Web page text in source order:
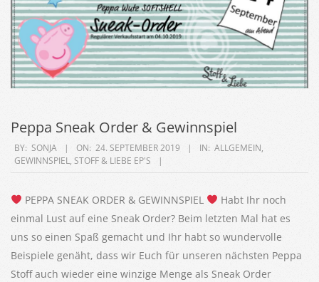
Peppa Sneak Order & Gewinnspiel
2019-
09-
BY: SONJA ON: 24. SEPTEMBER 2019 IN: ALLGEMEIN,
GEWINNSPIEL, STOFF & LIEBE EP'S
PEPPA SNEAK ORDER & GEWINNSPIEL
Habt Ihr noch
einmal Lust auf eine Sneak Order? Beim letzten Mal hat es
uns so einen Spaß gemacht und Ihr habt so wundervolle
Beispiele genäht, dass wir Euch für unseren nächsten Peppa
Stoff auch wieder eine winzige Menge als Sneak Order